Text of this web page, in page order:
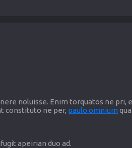
noluisse. Enim torquatos ne
constituto ne per, paulo omnium
apeirian duo ad.